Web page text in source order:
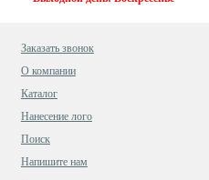
Заказать звонок
О компании
Каталог
Нанесение лого
Поиск
Напишите нам